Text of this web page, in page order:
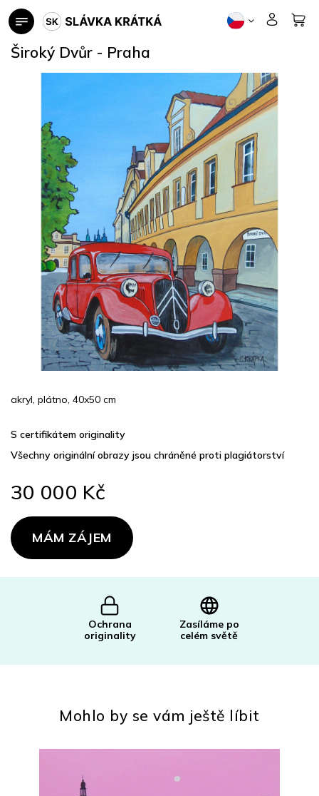
Přejít
na
Široký Dvůr - Praha
S certifikátem originality
Všechny originální obrazy jsou chráněné proti plagiátorství
30 000 Kč
Měrná
cena:MÁM ZÁJEM
akryl, plátno, 40x50 cm
Mohlo by se vám ještě líbit
Ochrana
originality
Zasíláme po
celém světě